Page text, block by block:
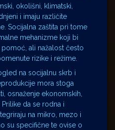
okolišni, klimatski,
i imaju različite
Socijalna zaštita pri tome
mehanizme koji bi
ali nažalost često
rizike i režime.
na socijalnu skrb i
mora stoga
osnaženje ekonomskih,
da se rodna i
na mikro, mezo i
su specifične te ovise o